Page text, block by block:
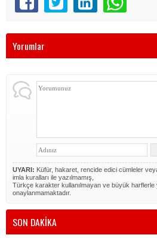
Yorumlar
UYARI: Küfür, hakaret, rencide edici cümleler
imla kuralları ile yazılmamış,
Türkçe karakter kullanılmayan ve büyük harflerle
onaylanmamaktadır.
SON DAKİKA